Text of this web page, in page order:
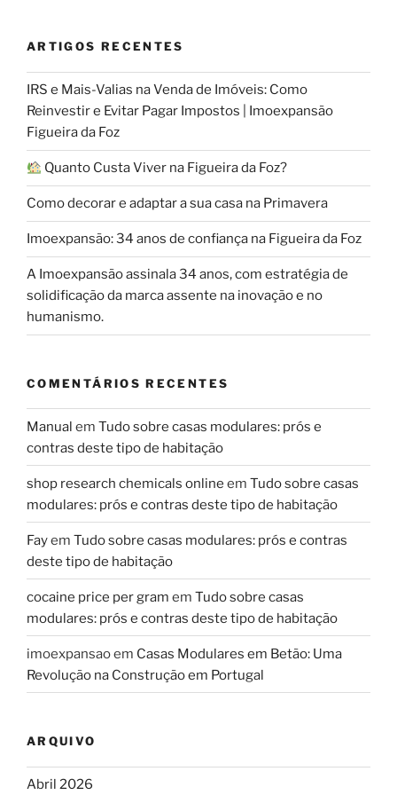
ARTIGOS RECENTES
IRS e Mais-Valias na Venda de Imóveis: Como
Reinvestir e Evitar Pagar Impostos | Imoexpansão
Figueira da Foz
Quanto Custa Viver na Figueira da Foz?
Como decorar e adaptar a sua casa na Primavera
Imoexpansão: 34 anos de confiança na Figueira da Foz
A Imoexpansão assinala 34 anos, com estratégia de
solidificação da marca assente na inovação e no
humanismo.
COMENTÁRIOS RECENTES
Manual em Tudo sobre casas modulares: prós e
contras deste tipo de habitação
shop research chemicals online em Tudo sobre casas
modulares: prós e contras deste tipo de habitação
Fayem Tudo sobre casas modulares: prós e contras
deste tipo de habitação
cocaine price per gram em Tudo sobre casas
modulares: prós e contras deste tipo de habitação
imoexpansaoem Casas Modulares em Betão: Uma
Revolução na Construção em Portugal
ARQUIVO
Abril 2026